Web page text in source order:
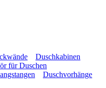
Duschkabinen
für Duschen
Duschvorhänge